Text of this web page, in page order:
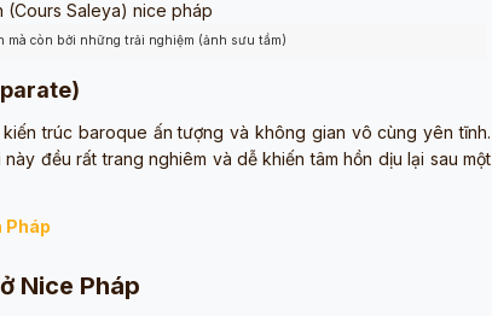
mà còn bởi những trải nghiệm (ảnh sưu tầm)
trúc baroque ấn tượng và không gian vô cùng yên tĩnh.
đều rất trang nghiêm và dễ khiến tâm hồn dịu lại sau một
Pháp
Nice Pháp